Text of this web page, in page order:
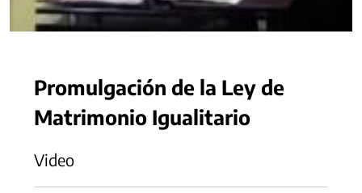
Promulgación de la Ley de
Matrimonio Igualitario
Video